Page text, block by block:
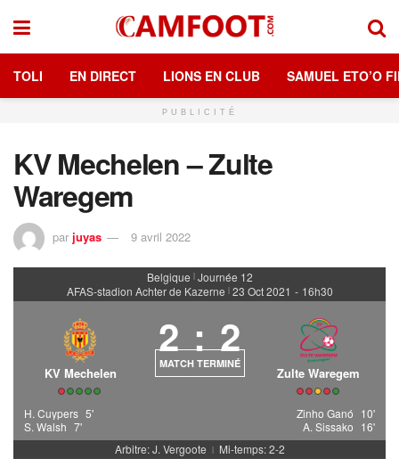
TOLI EN DIRECT LIONS EN CLUB SAMUEL ETO’O
PUBLICITÉ
KV Mechelen – Zulte
Waregem
par juyas 9 avril 2022
Belgique | Journée 12
AFAS-stadion Achter de Kazerne | 23 Oct 2021 - 16h30
KV Mechelen
2 : 2
MATCH TERMINÉ
Zulte Waregem
H. Cuypers 5'
S. Walsh 7'
Zinho Ganó 10'
A. Sissako 16'
Arbitre: J. Vergoote
| Mi-temps: 2-2